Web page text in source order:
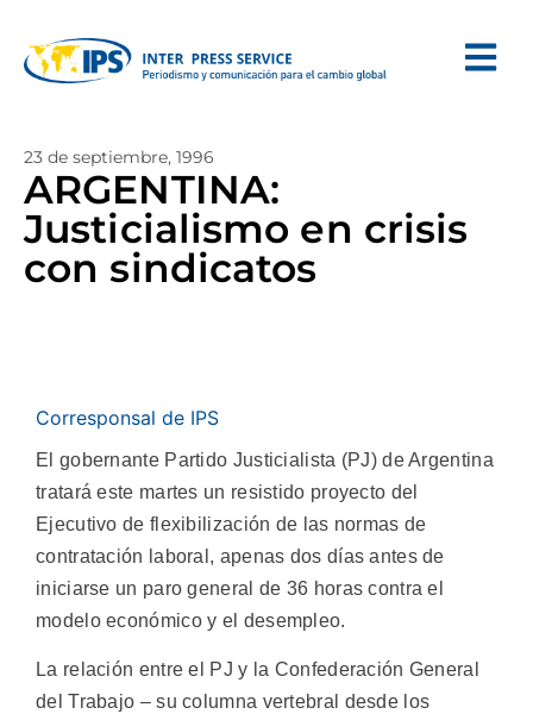
23 de septiembre, 1996
ARGENTINA:
Justicialismo en crisis
con sindicatos
Corresponsal de IPS
El gobernante Partido Justicialista (PJ) de Argentina
tratará este martes un resistido proyecto del
Ejecutivo de flexibilización de las normas de
contratación laboral, apenas dos días antes de
iniciarse un paro general de 36 horas contra el
modelo económico y el desempleo.
La relación entre el PJ y la Confederación General
del Trabajo – su columna vertebral desde los